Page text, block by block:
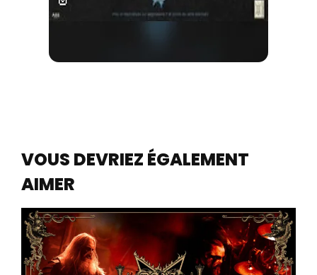
VOUS DEVRIEZ ÉGALEMENT
AIMER